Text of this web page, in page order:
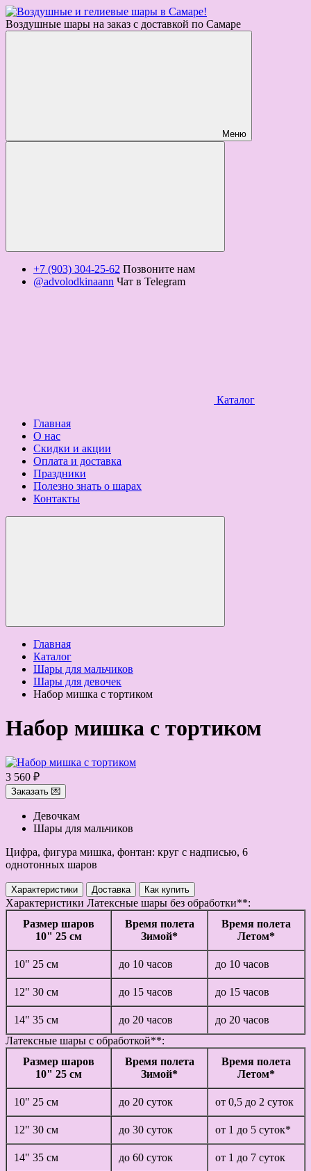
Воздушные шары на заказ с доставкой по Самаре
Меню
+7 (903) 304-25-62 Позвоните нам
@advolodkinaann Чат в Telegram
Каталог
Главная
О нас
Скидки и акции
Оплата и доставка
Праздники
Полезно знать о шарах
Контакты
Главная
Каталог
Шары для мальчиков
Шары для девочек
Набор мишка с тортиком
Набор мишка с тортиком
3 560 ₽
Заказать 💌
Девочкам
Шары для мальчиков
Цифра, фигура мишка, фонтан: круг с надписью, 6
однотонных шаров
Характеристики Доставка Как купить
Характеристики Латексные шары без обработки**:
Размер шаров
10" 25 см
Время полета
Зимой*
Время полета
Летом*
10" 25 см до 10 часов до 10 часов
12" 30 см до 15 часов до 15 часов
14" 35 см до 20 часов
до 20 часов
Латексные шары с обработкой**:
Размер шаров
10" 25 см
Время полета
Зимой*
Время полета
Летом*
10" 25 см до 20 суток от 0,5 до 2 суток
12" 30 см до 30 суток от 1 до 5 суток*
14" 35 см до 60 суток
от 1 до 7 суток